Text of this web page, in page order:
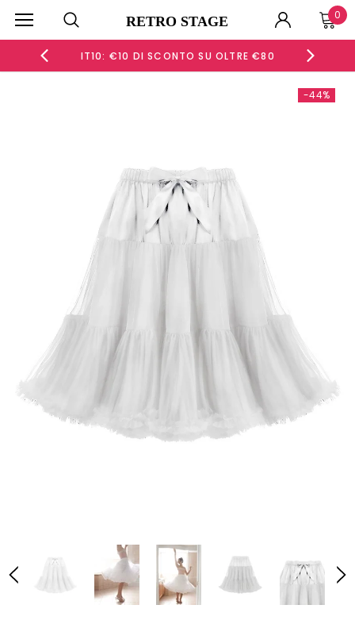
RETRO STAGE 0
IT10: €10 DI SCONTO SU OLTRE €80
-44%